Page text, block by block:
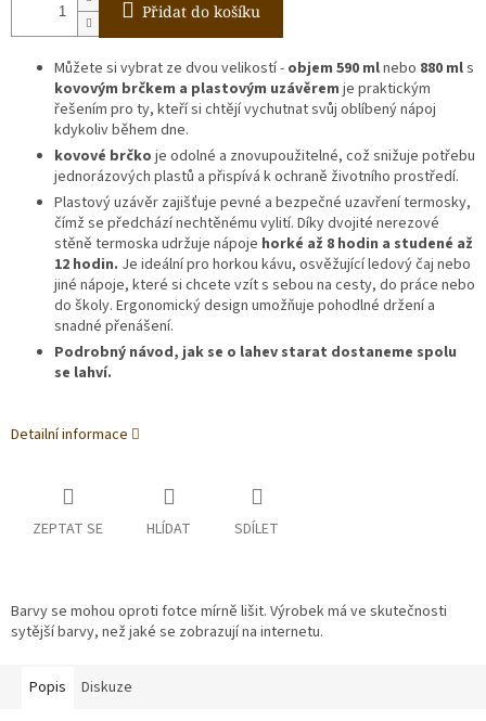
Přidat do košíku
Můžete si vybrat ze dvou velikostí - objem 590 mlnebo 880 mls
kovovým brčkem a plastovým uzávěrem je praktickým
řešením pro ty, kteří si chtějí vychutnat svůj oblíbený nápoj
kdykoliv během dne.
kovové brčko je odolné a znovupoužitelné, což snižuje potřebu
jednorázových plastů a přispívá k ochraně životního prostředí.
Plastový uzávěr zajišťuje pevné a bezpečné uzavření termosky,
čímž se předchází nechtěnému vylití. Díky dvojité nerezové
stěně termoska udržuje nápoje horké až 8 hodin a studené až
12 hodin. Je ideální pro horkou kávu, osvěžující ledový čaj nebo
jiné nápoje, které si chcete vzít s sebou na cesty, do práce nebo
do školy. Ergonomický design umožňuje pohodlné držení a
snadné přenášení.
Podrobný návod, jak se o lahev starat dostaneme spolu
se lahví.
Detailní informace
ZEPTAT SE HLÍDAT SDÍLET
Barvy se mohou oproti fotce mírně lišit. Výrobek má ve skutečnosti
sytější barvy, než jaké se zobrazují na internetu.
Popis Diskuze